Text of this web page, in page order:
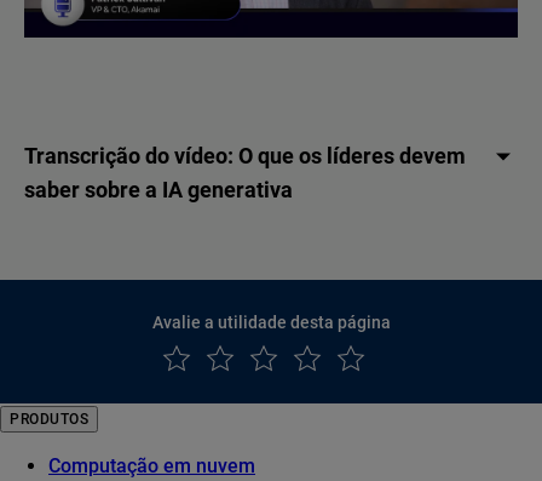
Transcrição do vídeo: O que os líderes devem
saber sobre a IA generativa
Avalie a utilidade desta página
PRODUTOS
Computação em nuvem